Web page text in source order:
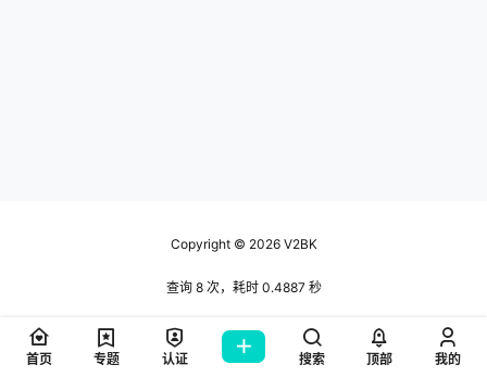
Copyright © 2026V2BK
查询 8 次，耗时 0.4887 秒
首页 专题 认证 搜索 顶部 我的